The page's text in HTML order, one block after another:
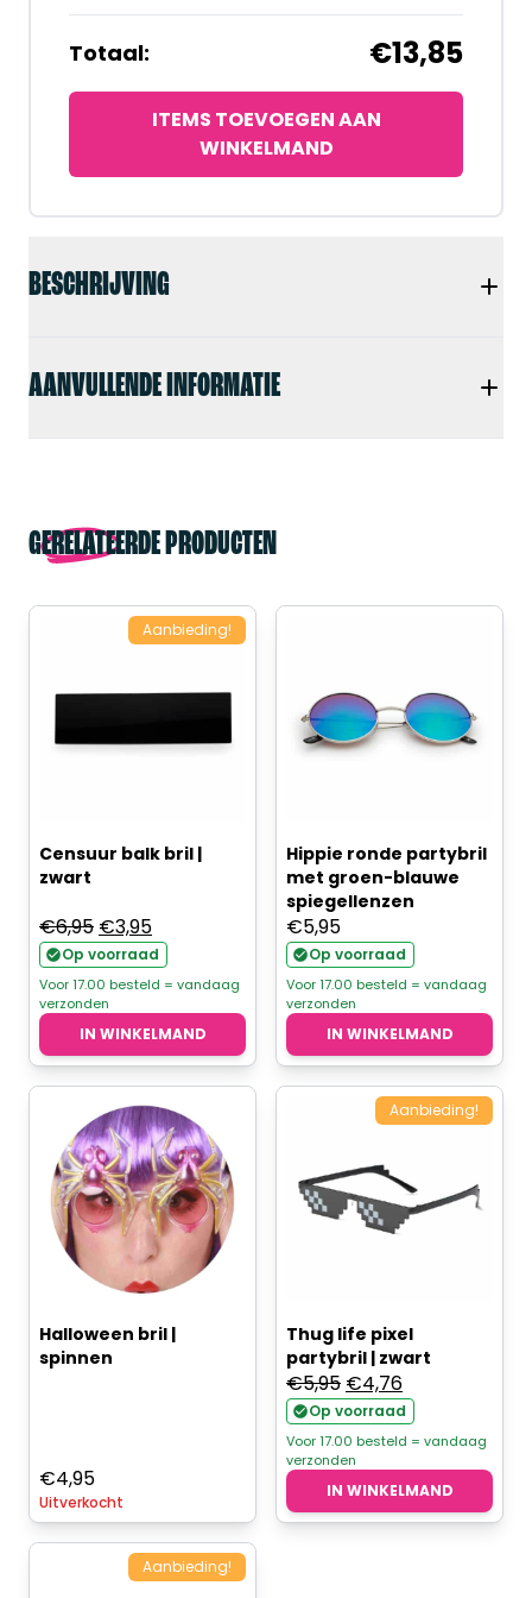
BESCHRIJVING
AANVULLENDE INFORMATIE
Totaal: €13,85
ITEMS TOEVOEGEN AAN
WINKELMAND
GERELATEERDE PRODUCTEN
Aanbieding!
Censuur balk bril |
zwart
€6,95 Oorspronkelijke
prijs
was:
€6,95.
€3,95Huidige
prijs
is:
€3,95.
Op voorraad
Voor 17.00 besteld = vandaag
verzonden
IN WINKELMAND
Hippie ronde partybril
met groen-blauwe
spiegellenzen
€5,95
Op voorraad
Voor 17.00 besteld = vandaag
verzonden
IN WINKELMAND
Halloween bril |
spinnen
€4,95
Uitverkocht
Aanbieding!
Thug life pixel
partybril | zwart
€5,95 Oorspronkelijke
prijs
was:
€5,95.
€4,76Huidige
prijs
is:
€4,76.
Op voorraad
Voor 17.00 besteld = vandaag
verzonden
IN WINKELMAND
Aanbieding!